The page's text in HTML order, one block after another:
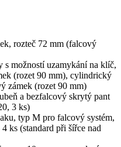
rozteč 72 mm (falcový
s možností uzamykání na klíč,
(rozet 90 mm), cylindrický
zámek (rozet 90 mm)
a bezfalcový skrytý pant
3 ks)
typ M pro falcový systém,
ks (standard při šířce nad